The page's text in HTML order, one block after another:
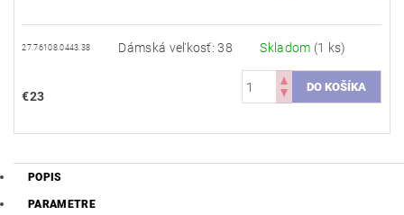
27.76108.0443.38 Dámská veľkosť: 38 Skladom (1 ks)
€23
POPIS
PARAMETRE